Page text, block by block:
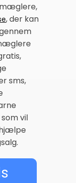
, der kan
sms,
vil